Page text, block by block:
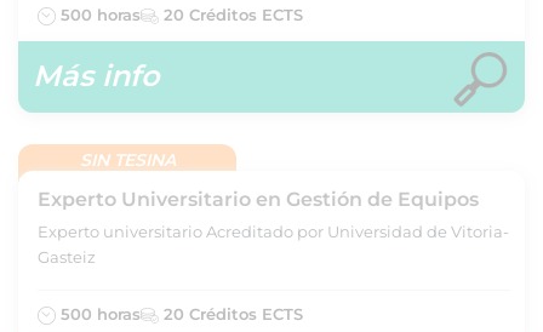
500 horas 20 Créditos ECTS
Más info
SIN TESINA
Experto Universitario en Gestión de Equipos
Experto universitario Acreditado por Universidad de Vitoria-
Gasteiz
500 horas 20 Créditos ECTS